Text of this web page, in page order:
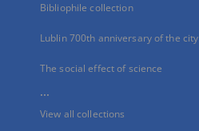
Bibliophile collection
Lublin 700th anniversary of the city
The social effect of science
...
View all collections